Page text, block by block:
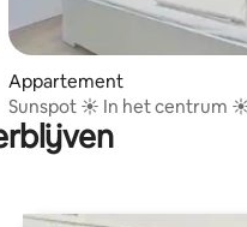
beoordeling van 5 op 5,
Appartement
Sunspot ☀ In het centrum ☀ Gratis
parkeren ☀ WIFI & AC